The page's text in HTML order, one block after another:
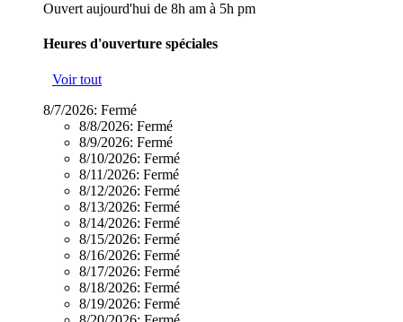
Ouvert aujourd'hui de 8h am à 5h pm
Heures d'ouverture spéciales
Voir tout
8/7/2026: Fermé
8/8/2026: Fermé
8/9/2026: Fermé
8/10/2026: Fermé
8/11/2026: Fermé
8/12/2026: Fermé
8/13/2026: Fermé
8/14/2026: Fermé
8/15/2026: Fermé
8/16/2026: Fermé
8/17/2026: Fermé
8/18/2026: Fermé
8/19/2026: Fermé